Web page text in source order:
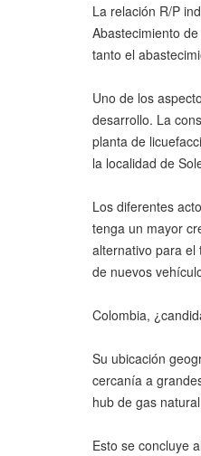
La relación R/P
Abastecimiento
tanto el
Uno de los
desarrollo. La
planta de
la localidad de
Los diferentes
tenga un mayor
alternativo para el
de nuevos
Colombia,
Su ubicación
cercanía a
hub de gas
Esto se concluye